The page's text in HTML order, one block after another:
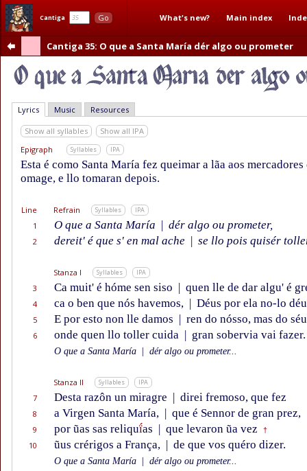
Cantiga Go What's new? Main index
Cantiga 35: O que a Santa María dér algo ou prometer
Lyrics Music Resources
Show all syllables
Show all IPA
Epigraph
Syllables IPA
Esta é como Santa María fez queimar a lãa aos
omage, e llo tomaran depois.
Line Refrain Syllables IPA
1 O que a Santa María | dér algo ou prometer,
2 dereit' é que s' en mal ache | se llo pois quisér
Stanza I Syllables IPA
3 Ca muit' é hóme sen siso | quen lle de dar algu' é
4 ca o ben que nós havemos, | Déus por ela no-lo
5 E por esto non lle damos | ren do nósso, mas do
6 onde quen llo toller cuida | gran sobervia vai fazer.
O que a Santa María dér algo ou prometer...
Stanza II Syllables IPA
7 Desta razôn un miragre | direi fremoso, que fez
8 a Virgen Santa María, | que é Sennor de gran prez,
9 por ũas sas reliquḯas | que levaron ũa vez †
10 ũus crérigos a França, | de que vos quéro dizer.
O que a Santa María dér algo ou prometer...